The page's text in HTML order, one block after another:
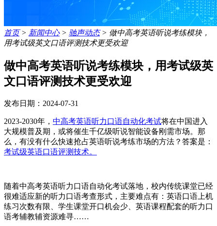
首页> 新闻中心> 驰声动态> 做中高考英语听说考练模块，
用考试级英文口语评测技术更受欢迎
做中高考英语听说考练模块，用考试级英
文口语评测技术更受欢迎
发布日期：2024-07-31
2023-2030年， 中高考英语听力口语自动化考试将在中国进入
大规模普及期，或将催生千亿级听说智能设备刚需市场。那
么，有没有什么快速抢占英语听说考练市场的方法？答案是：
考试级英语口语评测技术。
随着中高考英语听力口语自动化考试落地，校内传统课堂已经
很难适应新的听力口语考查形式，主要难点有：英语口语上机
练习次数有限、学生课堂开口机会少、英语课程配套的听力口
语考辅教辅资源难寻……